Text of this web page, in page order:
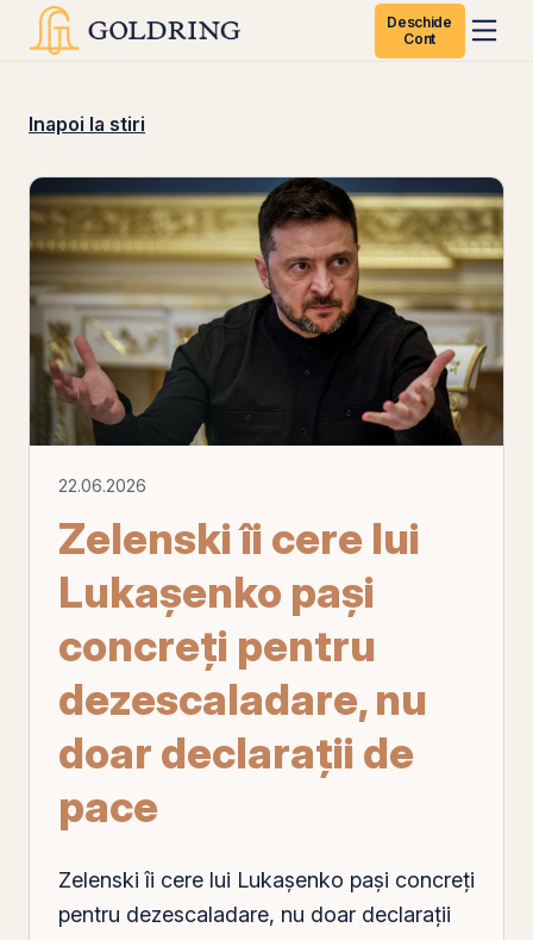
Deschide
Cont
Inapoi la stiri
22.06.2026
Zelenski îi cere lui
Lukașenko pași
concreți pentru
dezescaladare, nu
doar declarații de
pace
Zelenski îi cere lui Lukașenko pași concreți
pentru dezescaladare, nu doar declarații